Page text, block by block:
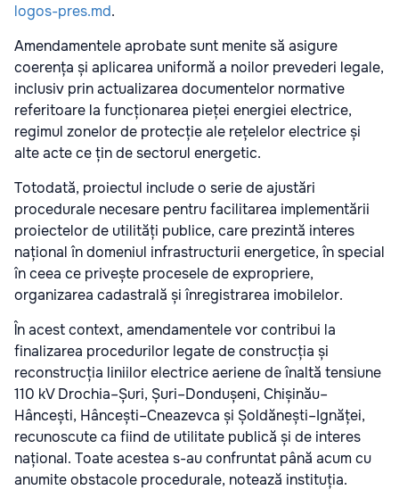
logos-pres.md.
Amendamentele aprobate sunt menite să asigure
coerența și aplicarea uniformă a noilor prevederi legale,
inclusiv prin actualizarea documentelor normative
referitoare la funcționarea pieței energiei electrice,
regimul zonelor de protecție ale rețelelor electrice și
alte acte ce țin de sectorul energetic.
Totodată, proiectul include o serie de ajustări
procedurale necesare pentru facilitarea implementării
proiectelor de utilități publice, care prezintă interes
național în domeniul infrastructurii energetice, în special
în ceea ce privește procesele de expropriere,
organizarea cadastrală și înregistrarea imobilelor.
În acest context, amendamentele vor contribui la
finalizarea procedurilor legate de construcția și
reconstrucția liniilor electrice aeriene de înaltă tensiune
110 kV Drochia–Șuri, Șuri–Dondușeni, Chișinău–
Hâncești, Hâncești–Cneazevca și Șoldănești–Ignăței,
recunoscute ca fiind de utilitate publică și de interes
național. Toate acestea s-au confruntat până acum cu
anumite obstacole procedurale, notează instituția.